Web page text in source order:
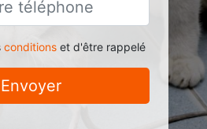
conditionset d'être rappelé
Envoyer